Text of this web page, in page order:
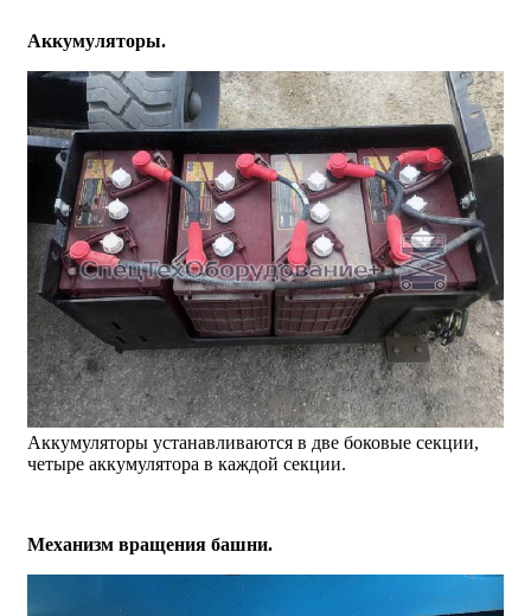
Аккумуляторы.
Аккумуляторы устанавливаются в две боковые секции,
четыре аккумулятора в каждой секции.
Механизм вращения башни.